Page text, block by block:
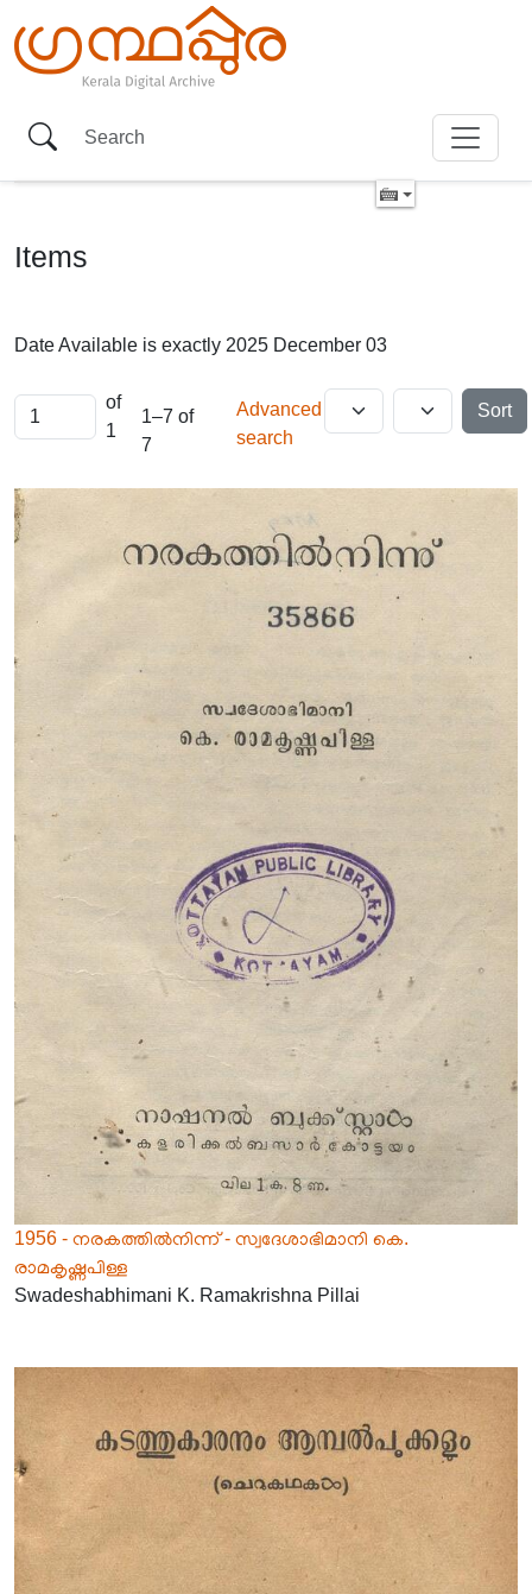
Items
Date Available is exactly 2025 December 03
of
1
1–7 of
7
Advanced
search
Sort
1956 - നരകത്തിൽനിന്ന് - സ്വദേശാഭിമാനി കെ.
രാമകൃഷ്ണപിള്ള
Swadeshabhimani K. Ramakrishna Pillai